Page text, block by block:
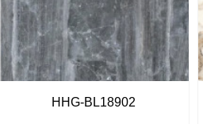
HHG-BL18902